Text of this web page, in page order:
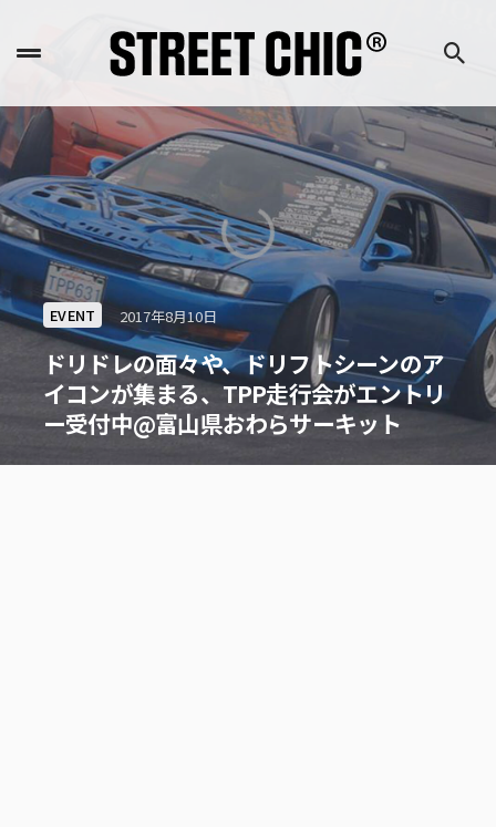
EVENT 2017年8月10日
ドリドレの面々や、ドリフトシーンのア
イコンが集まる、TPP走行会がエントリ
ー受付中@富山県おわらサーキット